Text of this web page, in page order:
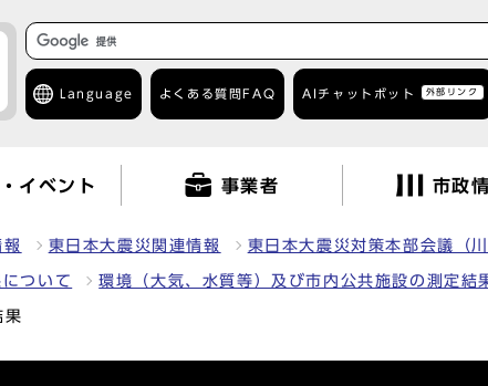
Language よくある質問 FAQ AIチャットボット 外部リンク
イベント 事業者 市政
東日本大震災関連情報 東日本大震災対策本部会議（
ついて 環境（大気、水質等）及び市内公共施設の測定結
果